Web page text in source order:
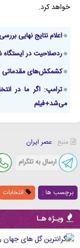
خواهد کرد.
اعلام نتایج نهایی
ردصلاحیت‌ در ایستگاه
کشمکش‌های مقدماتی
ترامپ: اگر ما در
می‌شد+فیلم
منبع : عصر ایران
برچسب ها : انتخابات
ویـژه هـا